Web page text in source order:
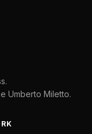
Umberto Miletto.